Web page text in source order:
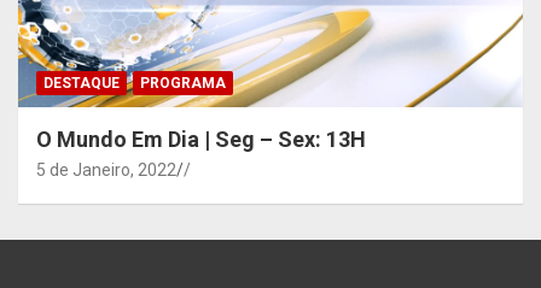
DESTAQUE PROGRAMA
O Mundo Em Dia | Seg – Sex: 13H
5 de Janeiro, 2022 /